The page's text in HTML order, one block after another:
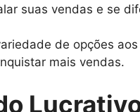
suas vendas e se
de opções
mais vendas.